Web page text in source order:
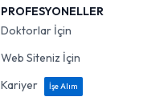
PROFESYONELLER
Doktorlar İçin
Web Siteniz İçin
Kariyer
İşe Alım